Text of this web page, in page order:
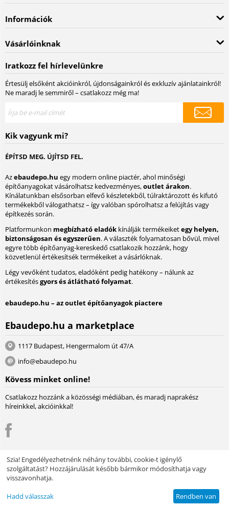
Információk
Vásárlóinknak
Iratkozz fel hírlevelünkre
Értesülj elsőként akcióinkról, újdonságainkról és exkluzív ajánlatainkról!
Ne maradj le semmiről – csatlakozz még ma!
Kik vagyunk mi?
ÉPÍTSD MEG. ÚJÍTSD FEL.
Azebaudepo.hu egy modern online piactér, ahol minőségi
építőanyagokat vásárolhatsz kedvezményes,outlet árakon.
Kínálatunkban elsősorban elfevő készletekből, túlraktározott és kifutó
termékekből válogathatsz – így valóban spórolhatsz a felújítás vagy
építkezés során.
Platformunkon megbízható eladók kínálják termékeiketegy helyen,
biztonságosan és egyszerűen. A választék folyamatosan bővül, mivel
egyre több építőanyag-kereskedő csatlakozik hozzánk, hogy
közvetlenül értékesítsék termékeiket a vásárlóknak.
Légy vevőként tudatos, eladóként pedig hatékony – nálunk az
értékesítésgyors és átlátható folyamat.
ebaudepo.hu – az outlet építőanyagok piactere
Ebaudepo.hu a marketplace
1117 Budapest, Hengermalom út 47/A
info@ebaudepo.hu
Kövess minket online!
Csatlakozz hozzánk a közösségi médiában, és maradj naprakész
híreinkkel, akcióinkkal!
© 2004 - 2026 Lambda Systeme Kft.. A piactér motorja:Multi-Vendor -
Webáruház szoftver
Szia! Engedélyezhetnénk néhány további, cookie-t igénylő
szolgáltatást? Hozzájárulását később bármikor módosíthatja vagy
visszavonhatja.
Hadd válasszak Rendben van